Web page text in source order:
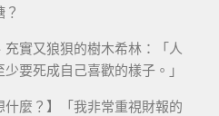
？
充實又狼狽的樹木希林：「人
要死成自己喜歡的樣子。」
什麼？】「我非常重視財報的